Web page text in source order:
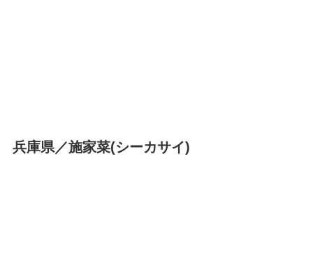
兵庫県／施家菜(シーカサイ)